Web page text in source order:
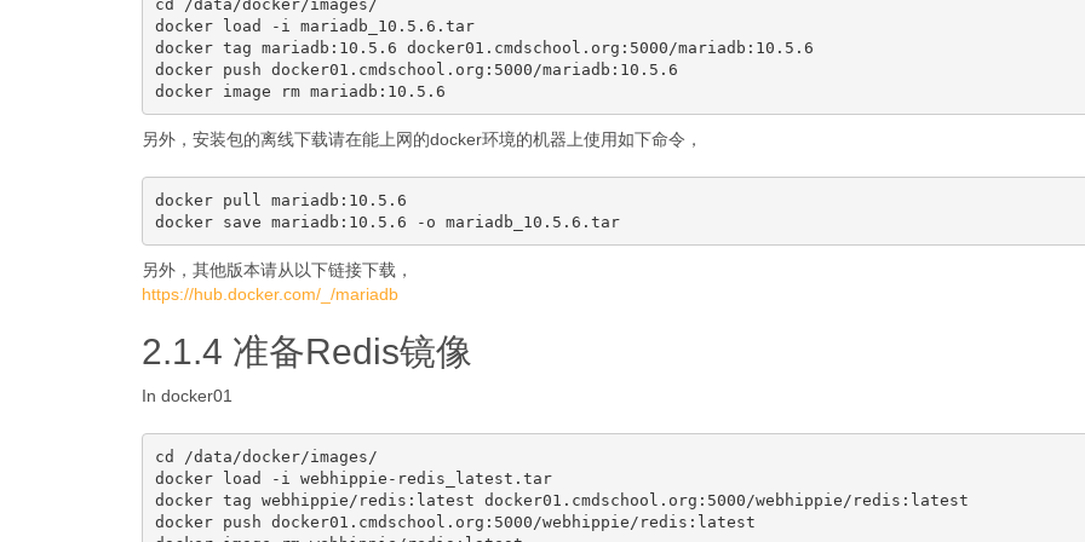
cd /data/docker/images/
docker load -i mariadb_10.5.6.tar
docker tag mariadb:10.5.6 docker01.cmdschool.org:5000/mariadb:10.5.6
docker push docker01.cmdschool.org:5000/mariadb:10.5.6
另外，安装包的离线下载请在能上网的docker环境的机器上使用如下命令，
docker pull mariadb:10.5.6
docker save mariadb:10.5.6 -o mariadb_10.5.6.tar
另外，其他版本请从以下链接下载，
https://hub.docker.com/_/mariadb
2.1.4 准备Redis镜像
In docker01
cd /data/docker/images/
docker load -i webhippie-redis_latest.tar
docker tag webhippie/redis:latest docker01.cmdschool.org:5000/webhippie/redis:latest
docker push docker01.cmdschool.org:5000/webhippie/redis:latest